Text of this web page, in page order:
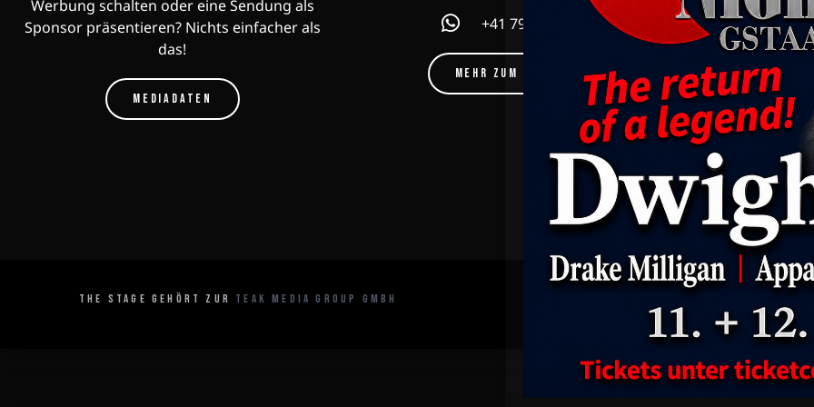
Werbung schalten oder eine Sendung als
Sponsor präsentieren? Nichts einfacher als
das!
MEDIADATEN
+41 79 815 14 13
MEHR ZUM EMPFANG
Community!
erhältst du
Country,
eine
THE STAGE GEHÖRT ZUR TEAK MEDIA GROUP GMBH IMPRESSUM